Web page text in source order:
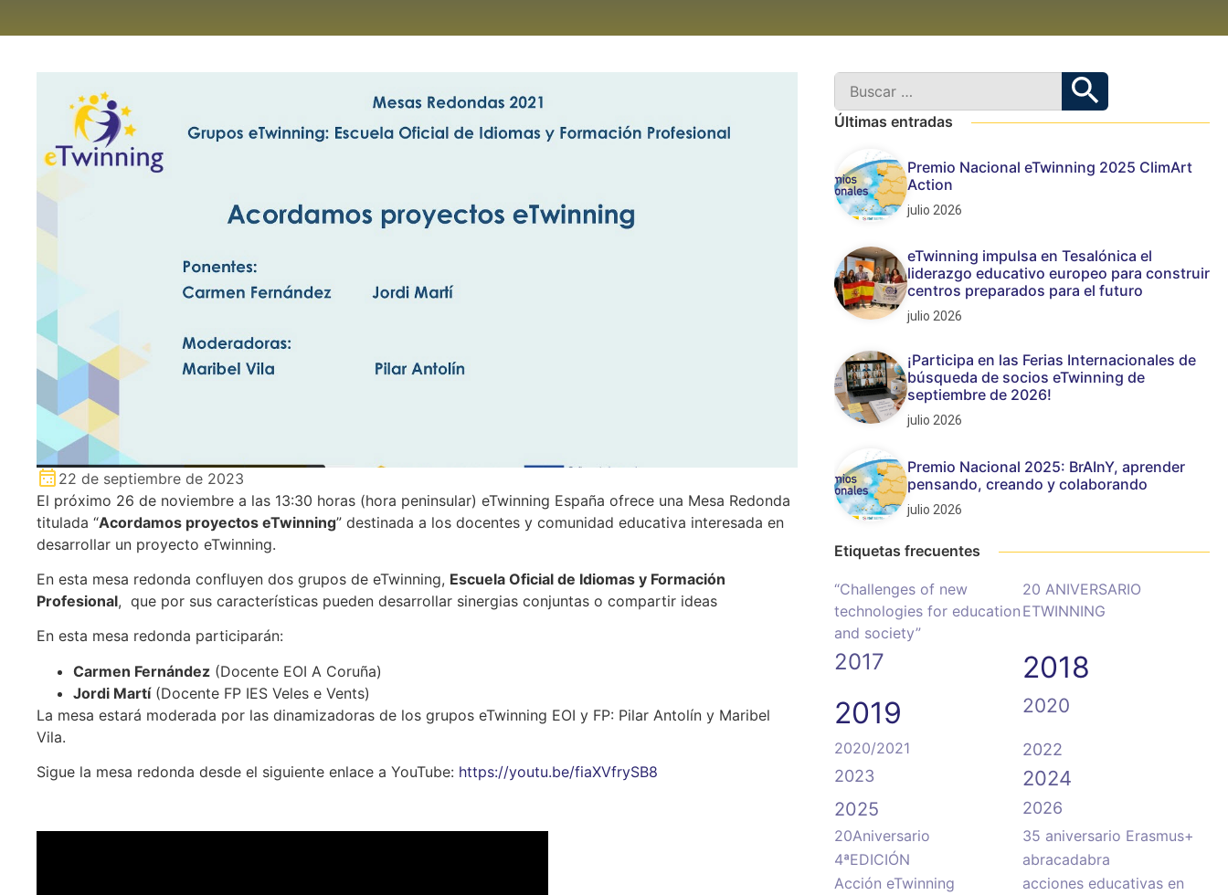
22 de septiembre de 2023
El próximo 26 de noviembre a las 13:30 horas (hora peninsular) eTwinning España ofrece una Mesa Redonda
titulada “Acordamos proyectos eTwinning” destinada a los docentes y comunidad educativa interesada en
desarrollar un proyecto eTwinning.
En esta mesa redonda confluyen dos grupos de eTwinning, Escuela Oficial de Idiomas y Formación
Profesional, que por sus características pueden desarrollar sinergias conjuntas o compartir ideas
En esta mesa redonda participarán:
Carmen Fernández (Docente EOI A Coruña)
Jordi Martí(Docente FP IES Veles e Vents)
La mesa estará moderada por las dinamizadoras de los grupos eTwinning EOI y FP: Pilar Antolín y Maribel
Vila.
Sigue la mesa redonda desde el siguiente enlace a YouTube: https://youtu.be/fiaXVfrySB8
Últimas entradas
Premio Nacional eTwinning 2025 ClimArt
Action
julio 2026
eTwinning impulsa en Tesalónica el
liderazgo educativo europeo para construir
centros preparados para el futuro
julio 2026
¡Participa en las Ferias Internacionales de
búsqueda de socios eTwinning de
septiembre de 2026!
julio 2026
Premio Nacional 2025: BrAInY, aprender
pensando, creando y colaborando
julio 2026
Etiquetas frecuentes
“Challenges of new
technologies for education
and society”
20 ANIVERSARIO
ETWINNING
2017
2018
2019
2020
2020/2021
2022
2023
2024
2025 2026
20Aniversario
35 aniversario Erasmus+
4ªEDICIÓN
abracadabra
Acción eTwinning
acciones educativas en